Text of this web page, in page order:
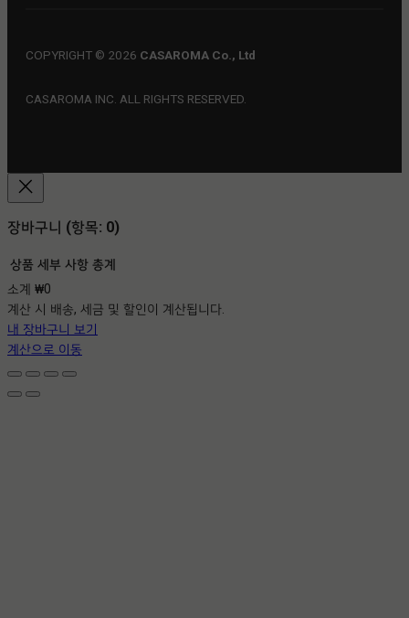
COPYRIGHT © 2026 CASAROMA Co., Ltd
CASAROMA INC. ALL RIGHTS RESERVED.
장바구니 (항목: 0)
장
바
구
니
에
상품 세부 사항 총계
소계 ₩0
계산 시 배송, 세금 및 할인이 계산됩니다.
내 장바구니 보기
계산으로 이동